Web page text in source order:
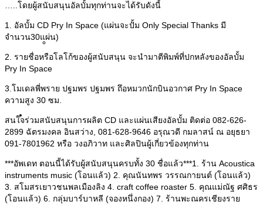
Buddha Images
Biography
…..โดยผู้สนับสนุนอัลบั้มทุกท่านจะได้รับดังนี้
1. อัลบั้ม CD Pry In Space (แผ่นจะปั้ม Only Special Thanks มี
จำนวน30แผ่น)
2. รายชื่อหรือโลโก้ของผู้สนับสนุน จะนำมาตีพิมพ์ที่ปกหลังของอัลบั้ม
Pry In Space
3.โมเดลพี่พราย ปฐมพร ปฐมพร ถึอหมวกนักบินอวกาศ Pry In Space
ความสูง 30 ซม.
สนใจร่วมสนับสนุนการผลิต CD และแผ่นเสียงอัลบั้ม ติดต่อ 082-626-
2899 ฉัตรมงคล อินสว่าง, 081-628-9646 อรุณวดี กมลาสน์ ณ อยุธยา
091-7801962 หรือ วงอภิวาท และศิลปินผู้เกี่ยวข้องทุกท่าน
***อัพเดท ตอนนี้ได้รับผู้สนับสนุนครบทั้ง 30 ชื่อแล้ว***1. ร้าน Acoustica
instruments music (โอนแล้ว) 2. คุณนันทพร วรรณกายนต์ (โอนแล้ว)
3. สโมสรเยาวชนพลเมืองลิง 4. craft coffee roaster 5. คุณแม่ณัฐ ศศิธร
(โอนแล้ว) 6. กลุ่มบาร์บาหลี (จองหนึ่งกอง) 7. ร้านพะณครเชียงราย